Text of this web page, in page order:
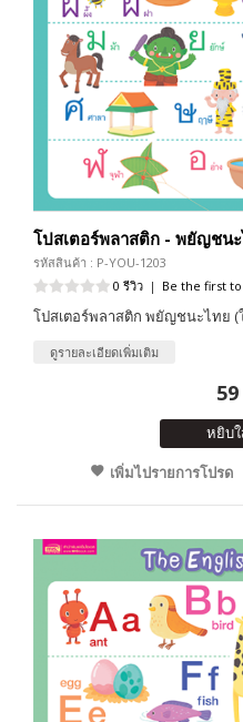
โปสเตอร์พลาสติก - พยัญชน
รหัสสินค้า : P-YOU-1203
0 รีวิว | Be the first
โปสเตอร์พลาสติก พยัญชนะไทย (
ดูรายละเอียดเพิ่มเติม
หยิบ
เพิ่มไปรายการโปรด